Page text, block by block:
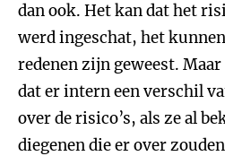
dan ook. Het kan dat het
werd ingeschat, het
redenen zijn geweest.
dat er intern een verschil
over de risico’s, als ze al
diegenen die er over